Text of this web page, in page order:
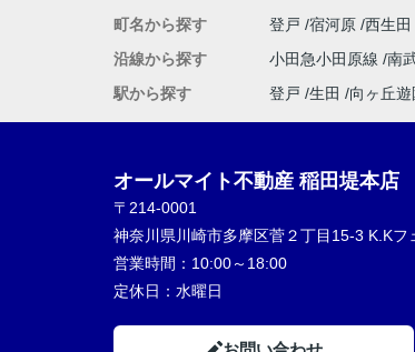
町名から探す
登戸 宿河原 西生田
沿線から探す
小田急小田原線 南
駅から探す
登戸 生田 向ヶ丘遊
オールマイト不動産 稲田堤本店
〒214-0001
神奈川県川崎市多摩区菅２丁目15-3 K.Kフ
営業時間： 10:00～18:00
定休日： 水曜日